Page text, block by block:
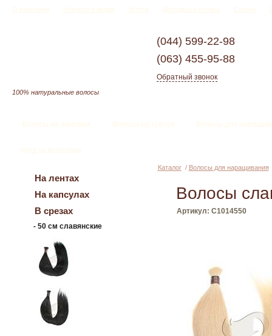
О компании Новости и акции Услуги Доставка и оплата Статьи
100% натуральные волосы
(044) 599-22-98
(063) 455-95-88
Обратный звонок
Волосы на заколках Волосы на трессе Волосы для
Уход за волосами
На лентах
На капсулах
В срезах
-50 см славянские
Каталог/ Волосы для наращивания
Волосы
Артикул: С1014550